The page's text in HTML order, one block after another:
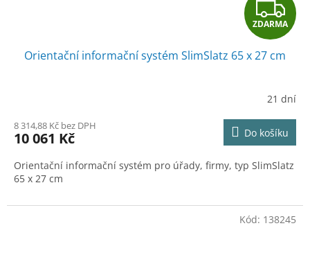
Z
D
A
R
M
A
ZDARMA
Orientační informační systém SlimSlatz 65 x 27 cm
21 dní
8 314,88 Kč bez DPH
10 061 Kč Do košíku
Orientační informační systém pro úřady, firmy, typ SlimSlatz
65 x 27 cm
Kód: 138245